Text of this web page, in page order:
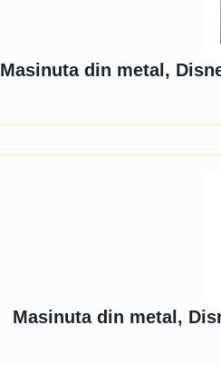
Masinuta din metal,
Masinuta din metal,